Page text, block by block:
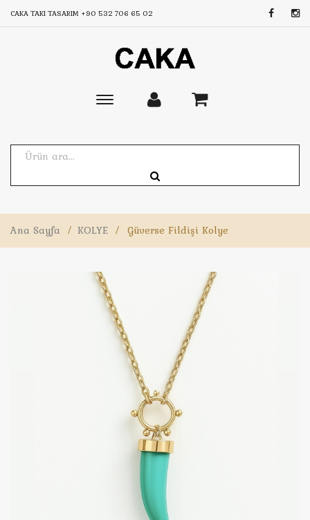
CAKA TAKI TASARIM +90 532 706 65 02
Toggle
Ana Sayfa / KOLYE / Güverse Fildişi Kolye